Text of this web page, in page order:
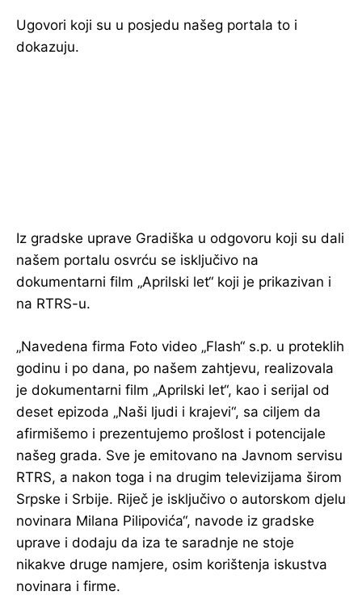
Ugovori koji su u posjedu našeg portala to i
dokazuju.
Iz gradske uprave Gradiška u odgovoru koji su dali
našem portalu osvrću se isključivo na
dokumentarni film „Aprilski let“ koji je prikazivan i
na RTRS-u.
„Navedena firma Foto video „Flash“ s.p. u proteklih
godinu i po dana, po našem zahtjevu, realizovala
je dokumentarni film „Aprilski let“, kao i serijal od
deset epizoda „Naši ljudi i krajevi“, sa ciljem da
afirmišemo i prezentujemo prošlost i potencijale
našeg grada. Sve je emitovano na Javnom servisu
RTRS, a nakon toga i na drugim televizijama širom
Srpske i Srbije. Riječ je isključivo o autorskom djelu
novinara Milana Pilipovića“, navode iz gradske
uprave i dodaju da iza te saradnje ne stoje
nikakve druge namjere, osim korištenja iskustva
novinara i firme.